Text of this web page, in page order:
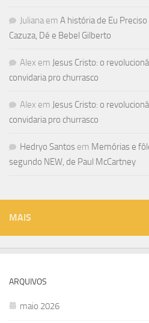
Juliana em A história de Eu
Cazuza, Dé e Bebel Gilberto
Alex em Jesus Cristo: o
convidaria pro churrasco
Alex em Jesus Cristo: o
convidaria pro churrasco
Hedryo Santos em Memórias e
segundo NEW, de Paul McCartney
MAIS
ARQUIVOS
maio 2026